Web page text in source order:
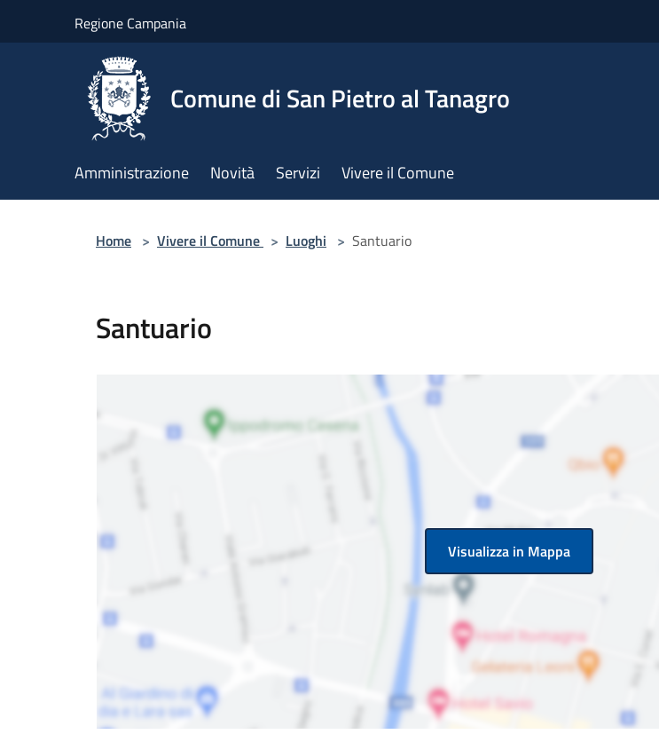
Regione Campania
Comune di San Pietro al Tanagro
Amministrazione Novità Servizi Vivere il Comune
Home > Vivere il Comune > Luoghi > Santuario
Santuario
Visualizza in Mappa